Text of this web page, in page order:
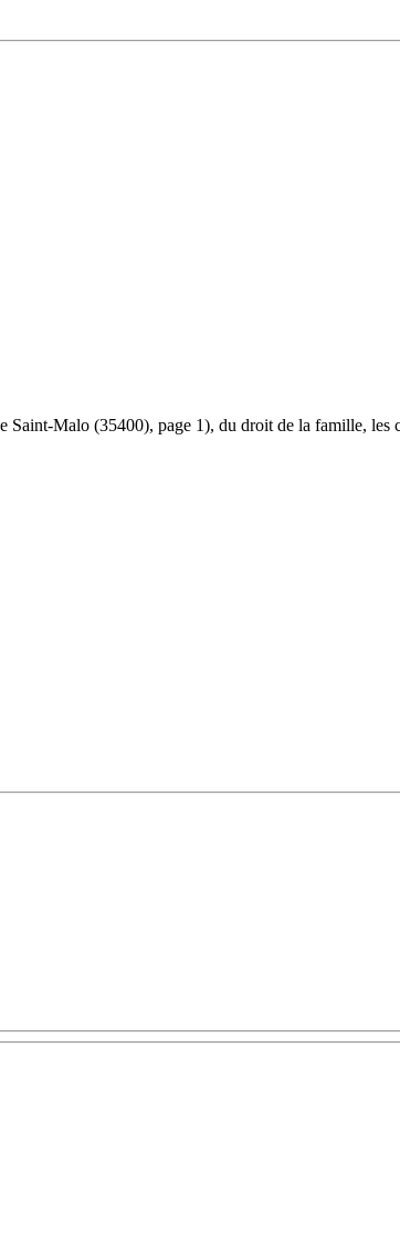
Malo (35400), page 1), du droit de la famille, les